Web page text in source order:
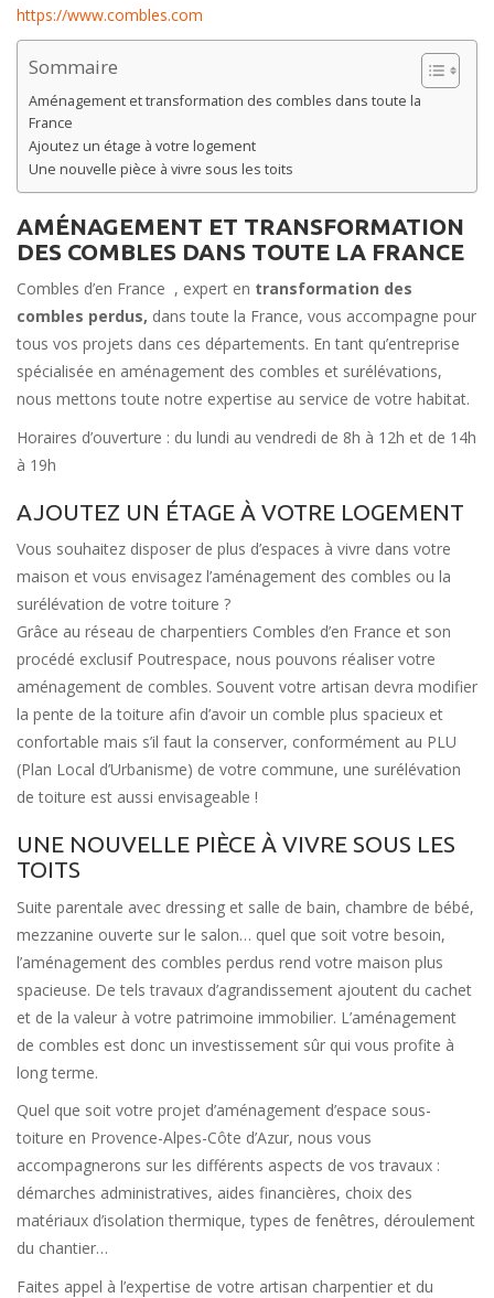
https://www.combles.com
Sommaire
Aménagement et transformation des combles dans toute la
France
Ajoutez un étage à votre logement
Une nouvelle pièce à vivre sous les toits
AMÉNAGEMENT ET TRANSFORMATION
DES COMBLES DANS TOUTE LA FRANCE
Combles d’en France , expert en transformation des
combles perdus, dans toute la France, vous accompagne pour
tous vos projets dans ces départements. En tant qu’entreprise
spécialisée en aménagement des combles et surélévations,
nous mettons toute notre expertise au service de votre habitat.
Horaires d’ouverture : du lundi au vendredi de 8h à 12h et de 14h
à 19h
AJOUTEZ UN ÉTAGE À VOTRE LOGEMENT
Vous souhaitez disposer de plus d’espaces à vivre dans votre
maison et vous envisagez l’aménagement des combles ou la
surélévation de votre toiture ?
Grâce au réseau de charpentiers Combles d’en France et son
procédé exclusif Poutrespace, nous pouvons réaliser votre
aménagement de combles. Souvent votre artisan devra modifier
la pente de la toiture afin d’avoir un comble plus spacieux et
confortable mais s’il faut la conserver, conformément au PLU
(Plan Local d’Urbanisme) de votre commune, une surélévation
de toiture est aussi envisageable !
UNE NOUVELLE PIÈCE À VIVRE SOUS LES
TOITS
Suite parentale avec dressing et salle de bain, chambre de bébé,
mezzanine ouverte sur le salon… quel que soit votre besoin,
l’aménagement des combles perdus rend votre maison plus
spacieuse. De tels travaux d’agrandissement ajoutent du cachet
et de la valeur à votre patrimoine immobilier. L’aménagement
de combles est donc un investissement sûr qui vous profite à
long terme.
Quel que soit votre projet d’aménagement d’espace sous-
toiture en Provence-Alpes-Côte d’Azur, nous vous
accompagnerons sur les différents aspects de vos travaux :
démarches administratives, aides financières, choix des
matériaux d’isolation thermique, types de fenêtres, déroulement
du chantier…
Faites appel à l’expertise de votre artisan charpentier et du